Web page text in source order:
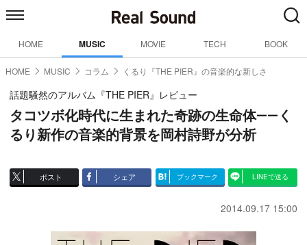
HOME MUSIC MOVIE TECH BOOK
HOME MUSIC コラム くるり『THE PIER』の音楽的な新しさ
話題騒然のアルバム『THE PIER』レビュー
タコツボ化時代に生まれた奇跡の生命体――く
るり新作の音楽的背景を岡村詩野が分析
ポスト シェア ブックマーク LINEで送る
2014.09.17 15:00